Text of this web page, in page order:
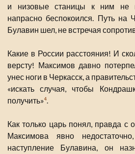
и низовые станицы к ним не
напрасно беспокоился. Путь на
Булавин шел, не встречая
Какие в России расстояния! И
версту! Максимов давно
унес ноги в Черкасск, а
«искать случая, чтобы
получить»4.
Как только царь понял, правда с
Максимова явно
наступление Булавина, он